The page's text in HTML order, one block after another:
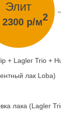
Элит
2300 р/м2
+ Lagler Trio +
лак Loba)
лака (Lagler